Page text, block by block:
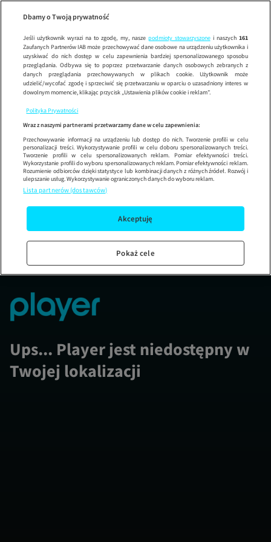
Wypróbuj aplikację mobilną
Korzystaj z łatwiejszej nawigacji i ciesz się szybszym
Ups... Player jest niedostępny w
Twojej lokalizacji
Dbamy o Twoją prywatność
Jeśli użytkownik wyrazi na to zgodę, my, nasze podmioty stowarzyszonei naszych 161
Zaufanych Partnerów IAB może przechowywać dane osobowe na urządzeniu użytkownika i
uzyskiwać do nich dostęp w celu zapewnienia bardziej spersonalizowanego sposobu
przeglądania. Odbywa się to poprzez przetwarzanie danych osobowych zebranych z
danych przeglądania przechowywanych w plikach cookie. Użytkownik może
udzielić/wycofać zgodę i sprzeciwić się przetwarzaniu w oparciu o uzasadniony interes w
dowolnym momencie, klikając przycisk „Ustawienia plików cookie i reklam”.
Polityka Prywatności
Wraz z naszymi partnerami przetwarzamy dane w celu zapewnienia:
Przechowywanie informacji na urządzeniu lub dostęp do nich. Tworzenie profili w celu
personalizacji treści. Wykorzystywanie profili w celu doboru spersonalizowanych treści.
Tworzenie profili w celu spersonalizowanych reklam. Pomiar efektywności treści.
Wykorzystanie profili do wyboru spersonalizowanych reklam. Pomiar efektywności reklam.
Rozumienie odbiorców dzięki statystyce lub kombinacji danych z różnych źródeł. Rozwój i
ulepszanie usług. Wykorzystywanie ograniczonych danych do wyboru reklam.
Lista partnerów (dostawców)
Akceptuję
Pokaż cele